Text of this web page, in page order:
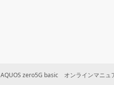
AQUOS zero5G basic オンラインマニュ